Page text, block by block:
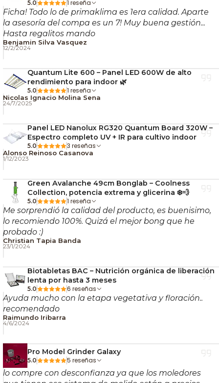
5.0 1 reseña
Ficha! Todo lo de primaklima es 1era calidad. Aparte
la asesoría del compa es un 7! Muy buena gestión...
Hasta regalitos mando
Benjamin Silva Vasquez
12/2/2024
Quantum Lite 600 – Panel LED 600W de alto
rendimiento para indoor 🌿
5.0 1 reseña
Nicolas Ignacio Molina Sena
24/7/2025
Panel LED Nanolux RG320 Quantum Board 320W –
Espectro completo UV + IR para cultivo indoor
5.0 3 reseñas
Alonso Reinoso Casanova
1/12/2023
Green Avalanche 49cm Bonglab – Coolness
Collection, potencia extrema y glicerina ❄️💨
5.0 1 reseña
Me sorprendió la calidad del producto, es buenisimo,
lo recomiendo 100%. Quizá el mejor bong que he
probado :)
Christian Tapia Banda
23/1/2024
Biotabletas BAC – Nutrición orgánica de liberación
lenta por hasta 3 meses
5.0 6 reseñas
Ayuda mucho con la etapa vegetativa y floración..
recomendado
Raimundo Iribarra
4/6/2024
Pro Model Grinder Galaxy
5.0 5 reseñas
lo compre con desconfianza ya que los moledores